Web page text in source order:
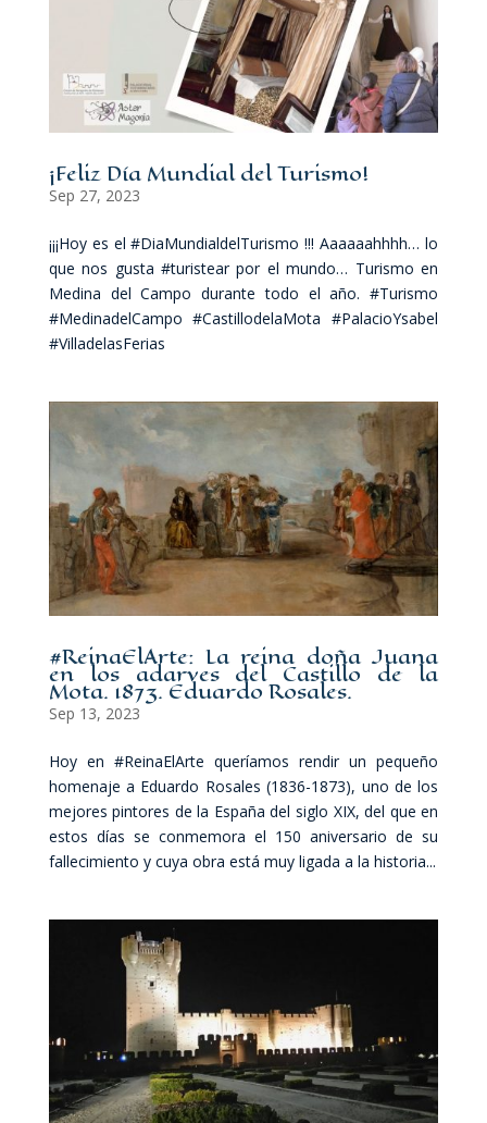
¡Feliz Día Mundial del Turismo!
Sep 27, 2023
¡¡¡Hoy es el #DiaMundialdelTurismo !!! Aaaaaahhhh… lo
que nos gusta #turistear por el mundo… Turismo en
Medina del Campo durante todo el año. #Turismo
#MedinadelCampo #CastillodelaMota #PalacioYsabel
#VilladelasFerias
#ReinaElArte: La reina doña Juana
en los adarves del Castillo de la
Mota. 1873. Eduardo Rosales.
Sep 13, 2023
Hoy en #ReinaElArte queríamos rendir un pequeño
homenaje a Eduardo Rosales (1836-1873), uno de los
mejores pintores de la España del siglo XIX, del que en
estos días se conmemora el 150 aniversario de su
fallecimiento y cuya obra está muy ligada a la historia...